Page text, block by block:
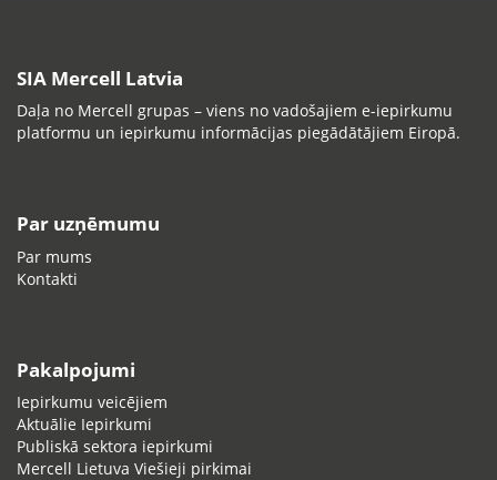
SIA Mercell Latvia
Daļa no Mercell grupas – viens no vadošajiem e-iepirkumu
platformu un iepirkumu informācijas piegādātājiem Eiropā.
Par uzņēmumu
Par mums
Kontakti
Pakalpojumi
Iepirkumu veicējiem
Aktuālie Iepirkumi
Publiskā sektora iepirkumi
Mercell Lietuva Viešieji pirkimai